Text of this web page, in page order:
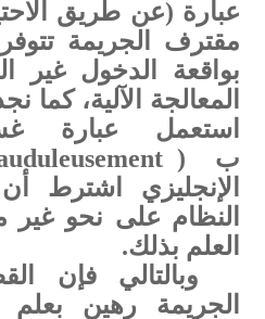
عبارة (عن طريق
مقترف الجريمة
بواقعة الدخول غير
المعالجة الآلية،
استعمل عبارة
ب
)
الإنجليزي اشترط
النظام على نحو
العلم بذلك.
وبالتالي فإن
الجريمة رهين